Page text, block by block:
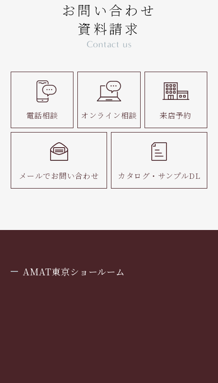
お問い合わせ
資料請求
Contact us
電話相談 オンライン相談 来店予約
メールでお問い合わせ カタログ・ サンプルDL
AMAT東京ショールーム